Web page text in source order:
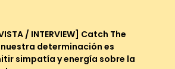
/ INTERVIEW] Catch The
nuestra determinación es
simpatía y energía sobre la